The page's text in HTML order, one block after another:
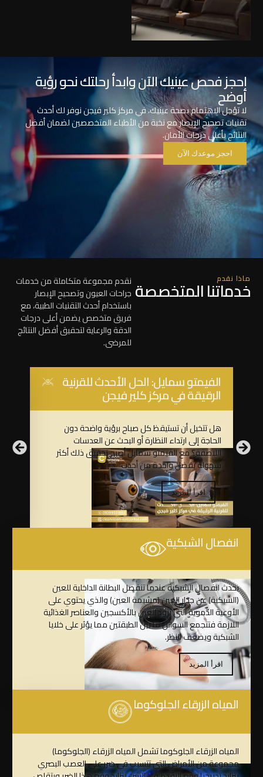
احجز فحص عينيك الآن وابدأ رحلتك نحو رؤية
أوضح
لا تؤجل الاهتمام بصحة عينيك، في مركز كلير فيجن نوفر لك أحدث
تقنيات تصحيح الإبصار مع نخبة من الأطباء المتخصصين لضمان أفضل
النتائج بأعلى درجات الأمان.
احجز موعدك الآن
ماذا نقدم
خدماتنا المتخصصة نقدم مجموعة متكاملة من خدمات
جراحات العيون وتصحيح الإبصار
باستخدام أحدث التقنيات الطبية، مع
فريق متخصص يضمن أعلى درجات
الدقة والرعاية لتحقيق أفضل النتائج
للمرضى.
الفيمتو سمايل: الحل الأحدث للقرنية
الرقيقة في مركز كلير فيجن
هل تتخيل أن تستيقظ كل صباح برؤية واضحة دون
الحاجة إلى ارتداء النظارة أو البحث عن العدسات
اللاصقة؟ مع الفيمتو سمايل أصبح تحقيق ذلك أكثر
سهولة بفضل واحدة من أحدث
اقرأ المزيد
انفصال الشبكية
يحدث انفصال الشبكية عندما تنفصل البطانة الداخلية للعين
(الشبكية) عن جدار العين (مشيمة العين) والذي يحتوي على
الأوعية الدموية التي تزود العين بالأكسجين والعناصر الغذائية
اللازمة فتتجمع السوائل ما بين الطبقتين مما يؤثر على خلايا
الشبكية ويضعف النظر.
اقرأ المزيد
المياه الزرقاء الجلوكوما
المياه الزرقاء الجلوكوما تشمل المياه الزرقاء (الجلوكوما)
مجموعة من الأمراض التي تتسبب في ضرر على العصب البصري